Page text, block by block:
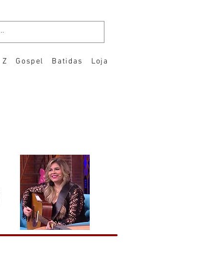
Z Gospel Batidas Loja